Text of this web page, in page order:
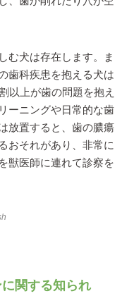
む犬は存在します。ま
歯科疾患を抱える犬は
以上が歯の問題を抱え
ーニングや日常的な歯
放置すると、歯の膿瘍
おそれがあり、非常に
獣医師に連れて診察を
に関する知られ